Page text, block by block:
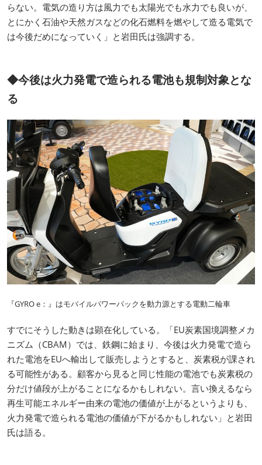
らない。電気の造り方は風力でも太陽光でも水力でも良いが、
とにかく石油や天然ガスなどの化石燃料を燃やして造る電気で
は今後だめになっていく」と岩田氏は強調する。
◆今後は火力発電で造られる電池も規制対象とな
る
『GYRO e：』はモバイルパワーパックを動力源とする電動二輪車
すでにそうした動きは顕在化している。「EU炭素国境調整メカ
ニズム（CBAM）では、鉄鋼に始まり、今後は火力発電で造ら
れた電池をEUへ輸出して販売しようとすると、炭素税が課され
る可能性がある。顧客から見ると同じ性能の電池でも炭素税の
分だけ値段が上がることになるかもしれない。言い換えるなら
再生可能エネルギー由来の電池の価値が上がるというよりも、
火力発電で造られる電池の価値が下がるかもしれない」と岩田
氏は語る。